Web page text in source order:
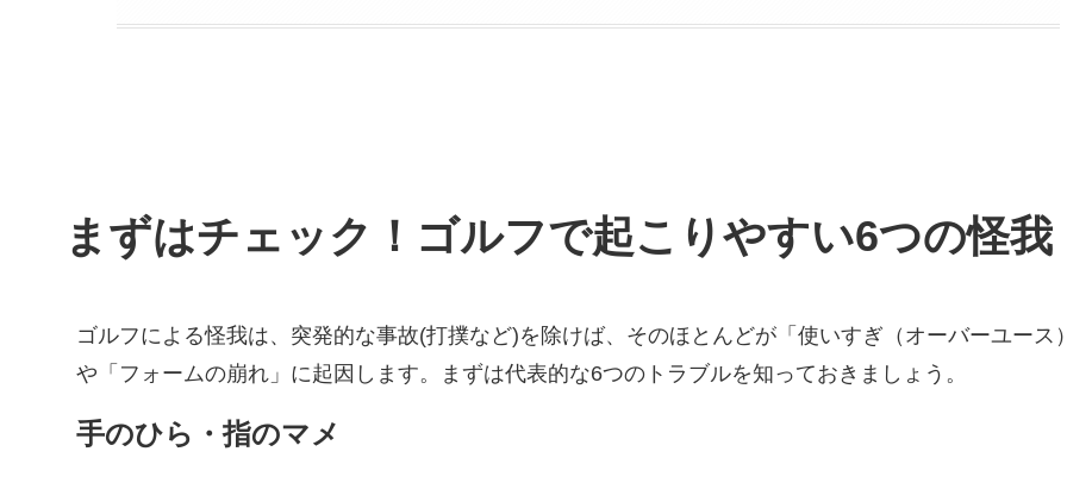
まずはチェック！ゴルフで起こりやすい6つの怪我
ゴルフによる怪我は、突発的な事故(打撲など)を除けば、そのほとんどが「使いすぎ（オーバーユース
や「フォームの崩れ」に起因します。まずは代表的な6つのトラブルを知っておきましょう。
手のひら・指のマメ